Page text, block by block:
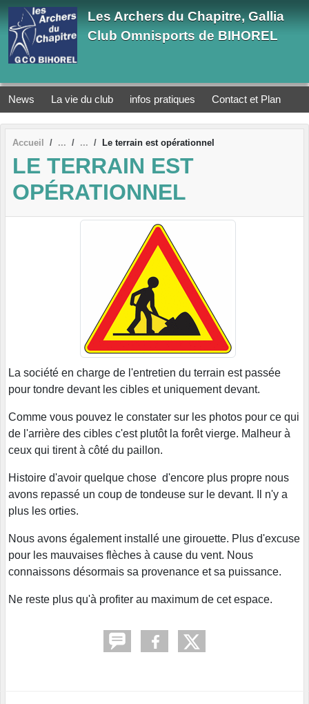
Les Archers du Chapitre, Gallia
Club Omnisports de BIHOREL
News La vie du club infos pratiques Contact et Plan
Accueil Le terrain est opérationnel
LE TERRAIN EST
OPÉRATIONNEL
La société en charge de l'entretien du terrain est passée
pour tondre devant les cibles et uniquement devant.
Comme vous pouvez le constater sur les photos pour ce qui
de l'arrière des cibles c'est plutôt la forêt vierge. Malheur à
ceux qui tirent à côté du paillon.
Histoire d'avoir quelque chose d'encore plus propre nous
avons repassé un coup de tondeuse sur le devant. Il n'y a
plus les orties.
Nous avons également installé une girouette. Plus d'excuse
pour les mauvaises flèches à cause du vent. Nous
connaissons désormais sa provenance et sa puissance.
Ne reste plus qu'à profiter au maximum de cet espace.
Panneau de gestion des cookies